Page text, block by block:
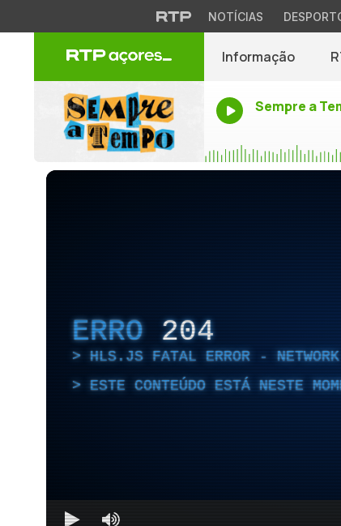
NOTÍCIAS
Informação
Sempre a
ERRO 204
HLS.JS FATAL ERROR - NETWORK
ESTE CONTEÚDO ESTÁ NESTE